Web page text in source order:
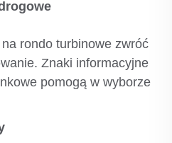
rondo turbinowe zwróć
Znaki informacyjne
pomogą w wyborze